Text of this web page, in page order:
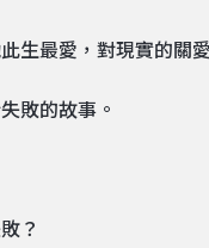
生最愛，對現實的關
敗的故事。
？